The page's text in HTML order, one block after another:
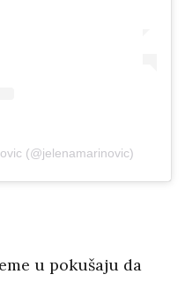
(@jelenamarinovic)
u pokušaju da